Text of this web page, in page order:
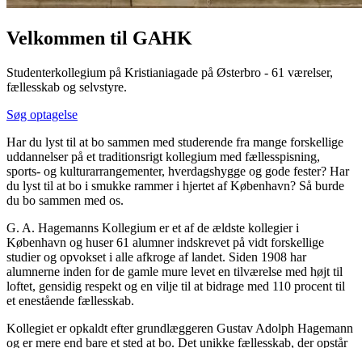
Velkommen til GAHK
Studenterkollegium på Kristianiagade på Østerbro - 61 værelser,
fællesskab og selvstyre.
Søg optagelse
Har du lyst til at bo sammen med studerende fra mange forskellige
uddannelser på et traditionsrigt kollegium med fællesspisning,
sports- og kulturarrangementer, hverdagshygge og gode fester? Har
du lyst til at bo i smukke rammer i hjertet af København? Så burde
du bo sammen med os.
G. A. Hagemanns Kollegium er et af de ældste kollegier i
København og huser 61 alumner indskrevet på vidt forskellige
studier og opvokset i alle afkroge af landet. Siden 1908 har
alumnerne inden for de gamle mure levet en tilværelse med højt til
loftet, gensidig respekt og en vilje til at bidrage med 110 procent til
et enestående fællesskab.
Kollegiet er opkaldt efter grundlæggeren Gustav Adolph Hagemann
og er mere end bare et sted at bo. Det unikke fællesskab, der opstår